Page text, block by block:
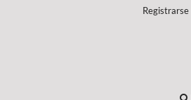
Registrarse